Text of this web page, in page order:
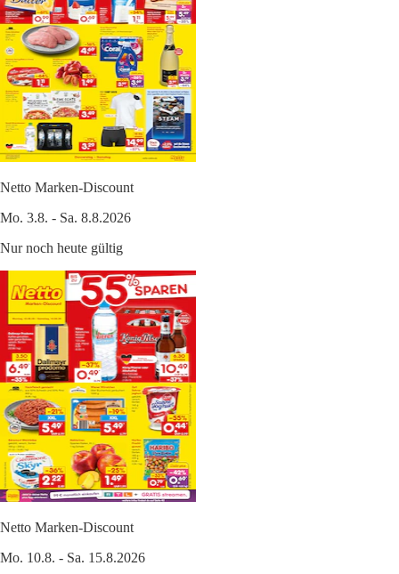
Netto Marken-Discount
Mo. 3.8. - Sa. 8.8.2026
Nur noch heute gültig
Netto Marken-Discount
Mo. 10.8. - Sa. 15.8.2026